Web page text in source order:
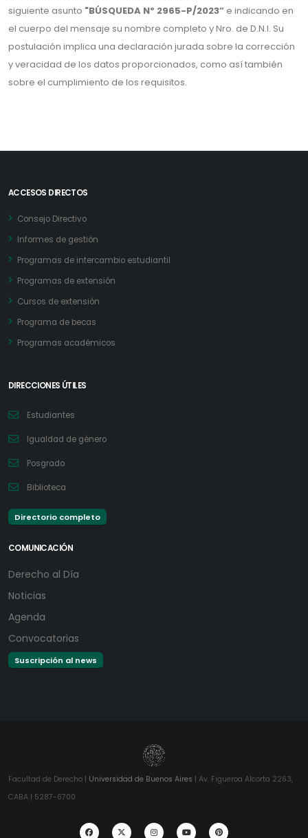
siguiente asunto "BÚSQUEDA Nº 2965-P/2023” e indicando en
el cuerpo del mensaje su nombre completo y Nro. de D.N.I. Su
postulación implica una declaración jurada sobre la corrección
y veracidad de los datos proporcionados, como así también
sobre el cumplimiento de los requisitos.
ACCESOS DIRECTOS
Consejo Directivo
Informes de gestión
Programas de intercambio estudiantil
Programas de extensión
Cursos de extensión
Programa de becas
Programas académicos
DIRECCIONES ÚTILES
Estudiantes
Igualdad de género
Posgrado
Biblioteca
Directorio completo
COMUNICACIÓN
Derecho al Día
Noticias
Agenda
Convocatorias
Suscripción al news
Facultad de Derecho | Universidad de Buenos Aires | Av. Figueroa Alcorta 2263,
CABA | 5287-6700